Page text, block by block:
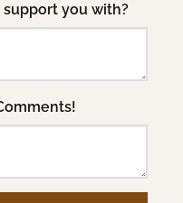
you with?